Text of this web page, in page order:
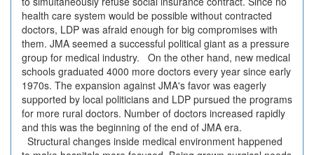
health care system would be possible without contracted
doctors, LDP was afraid enough for big compromises with
them. JMA seemed a successful political giant as a pressure
group for medical industry. On the other hand, new medical
schools graduated 4000 more doctors every year since early
1970s. The expansion against JMA's favor was eagerly
supported by local politicians and LDP pursued the programs
for more rural doctors. Number of doctors increased rapidly
and this was the beginning of the end of JMA era.
Structural changes inside medical environment happened